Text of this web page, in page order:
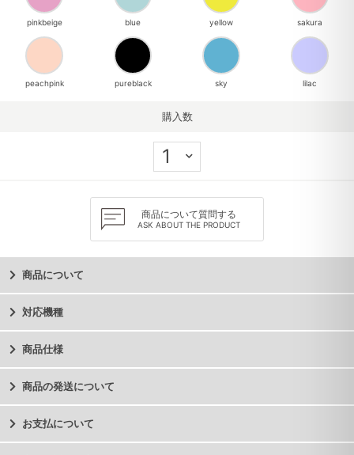
pinkbeige blue yellow sakura
peachpink pureblack sky lilac
購入数
商品について質問する
ASK ABOUT THE PRODUCT
商品について
対応機種
商品仕様
商品の発送について
お支払について